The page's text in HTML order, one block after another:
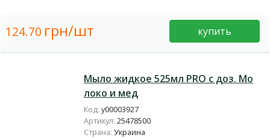
124.70 грн/шт купить
Мыло жидкое 525мл PRO с доз. Мо
локо и мед
Код: у00003927
Артикул: 25478500
Страна: Украина